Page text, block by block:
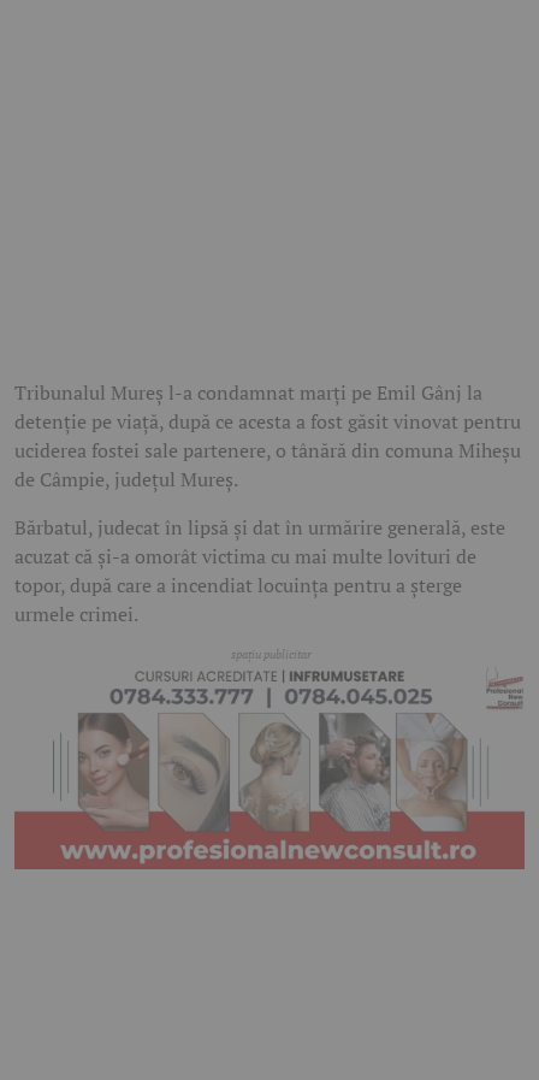
Tribunalul Mureș l-a condamnat marți pe Emil Gânj la
detenție pe viață, după ce acesta a fost găsit vinovat pentru
uciderea fostei sale partenere, o tânără din comuna Miheșu
de Câmpie, județul Mureș.
Bărbatul, judecat în lipsă și dat în urmărire generală, este
acuzat că și-a omorât victima cu mai multe lovituri de
topor, după care a incendiat locuința pentru a șterge
urmele crimei.